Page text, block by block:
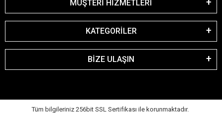
MÜŞTERİ HİZMETLERİ
KATEGORİLER
BİZE ULAŞIN
Tüm bilgileriniz 256bit SSL Sertifikası ile korunmaktadır.